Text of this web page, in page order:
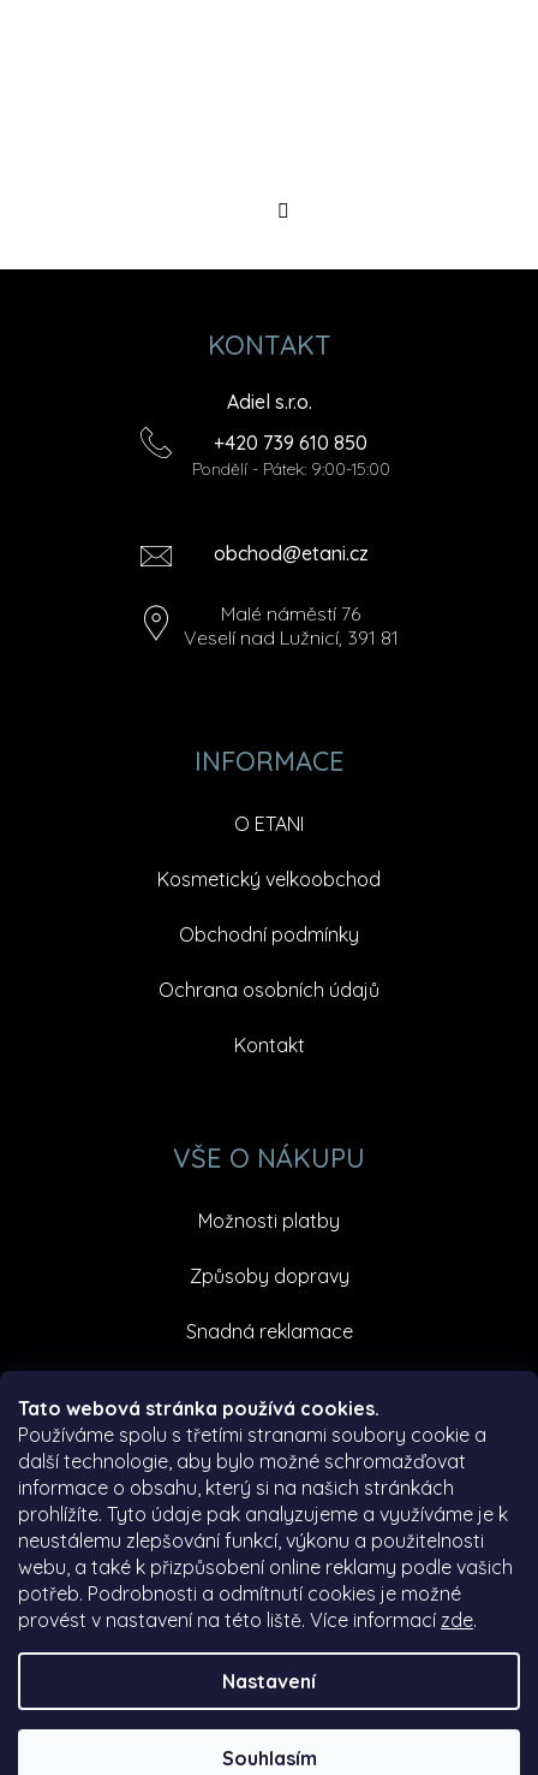
Tato webová stránka používá cookies.
Používáme spolu s třetími stranami soubory cookie a
další technologie, aby bylo možné schromažďovat
informace o obsahu, který si na našich stránkách
prohlížíte. Tyto údaje pak analyzujeme a využíváme je k
neustálemu zlepšování funkcí, výkonu a použitelnosti
webu, a také k přizpůsobení online reklamy podle vašich
potřeb. Podrobnosti a odmítnutí cookies je možné
provést v nastavení na této liště. Více informací zde.
Nastavení
Souhlasím
KONTAKT
Adiel s.r.o.
+420 739 610 850
Pondělí - Pátek: 9:00-15:00
obchod@etani.cz
Malé náměstí 76
Veselí nad Lužnicí, 391 81
INFORMACE
O ETANI
Kosmetický velkoobchod
Obchodní podmínky
Ochrana osobních údajů
Kontakt
VŠE O NÁKUPU
Možnosti platby
Způsoby dopravy
Snadná reklamace
Facebook